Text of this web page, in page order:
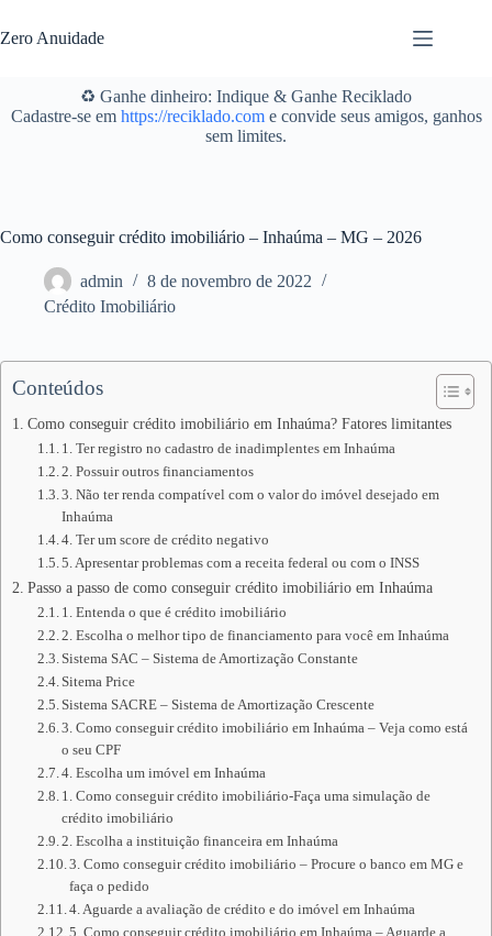
para
o
Zero Anuidade
♻️ Ganhe dinheiro: Indique & Ganhe Reciklado
Cadastre-se em https://reciklado.come convide seus amigos, ganhos
sem limites.
Como conseguir crédito imobiliário – Inhaúma – MG – 2026
admin
8 de novembro de 2022
Crédito Imobiliário
Conteúdos
Como conseguir crédito imobiliário em Inhaúma? Fatores limitantes
1. Ter registro no cadastro de inadimplentes em Inhaúma
2. Possuir outros financiamentos
3. Não ter renda compatível com o valor do imóvel desejado em
Inhaúma
4. Ter um score de crédito negativo
5. Apresentar problemas com a receita federal ou com o INSS
Passo a passo de como conseguir crédito imobiliário em Inhaúma
1. Entenda o que é crédito imobiliário
2. Escolha o melhor tipo de financiamento para você em Inhaúma
Sistema SAC – Sistema de Amortização Constante
Sitema Price
Sistema SACRE – Sistema de Amortização Crescente
3. Como conseguir crédito imobiliário em Inhaúma – Veja como está
o seu CPF
4. Escolha um imóvel em Inhaúma
1. Como conseguir crédito imobiliário-Faça uma simulação de
crédito imobiliário
2. Escolha a instituição financeira em Inhaúma
3. Como conseguir crédito imobiliário – Procure o banco em MG e
faça o pedido
4. Aguarde a avaliação de crédito e do imóvel em Inhaúma
5. Como conseguir crédito imobiliário em Inhaúma – Aguarde a